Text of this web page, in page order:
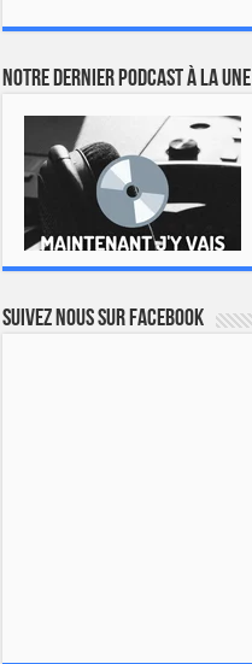
Notre dernier podcast à la une
Suivez nous sur Facebook